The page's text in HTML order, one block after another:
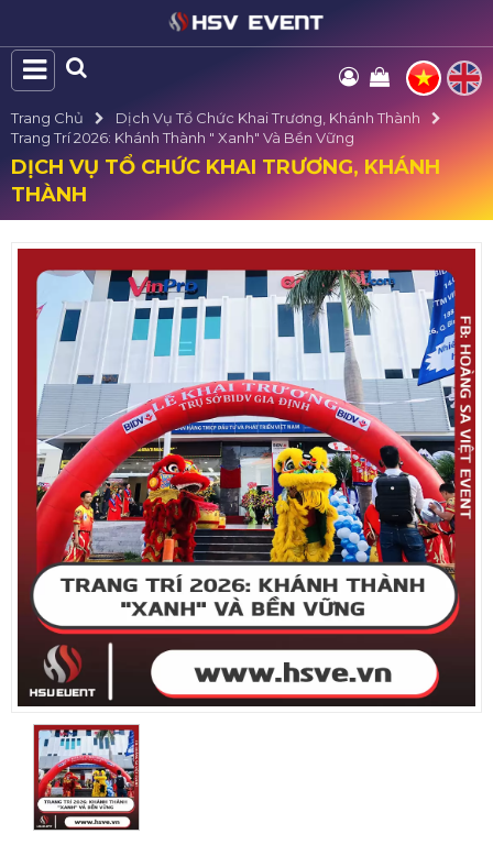
Trang Chủ
Dịch Vụ Tổ Chức Khai Trương, Khánh Thành
Trang Trí 2026: Khánh Thành " Xanh" Và Bền Vững
DỊCH VỤ TỔ CHỨC KHAI TRƯƠNG, KHÁNH
THÀNH